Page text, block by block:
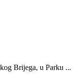
Brijega, u Parku ...